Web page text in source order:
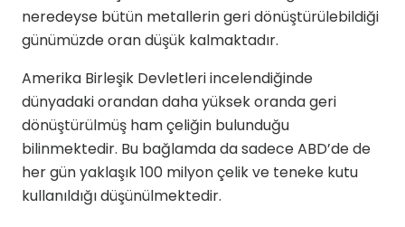
neredeyse bütün metallerin geri dönüştürülebildiği
günümüzde oran düşük kalmaktadır.
Amerika Birleşik Devletleri incelendiğinde
dünyadaki orandan daha yüksek oranda geri
dönüştürülmüş ham çeliğin bulunduğu
bilinmektedir. Bu bağlamda da sadece ABD’de de
her gün yaklaşık 100 milyon çelik ve teneke kutu
kullanıldığı düşünülmektedir.